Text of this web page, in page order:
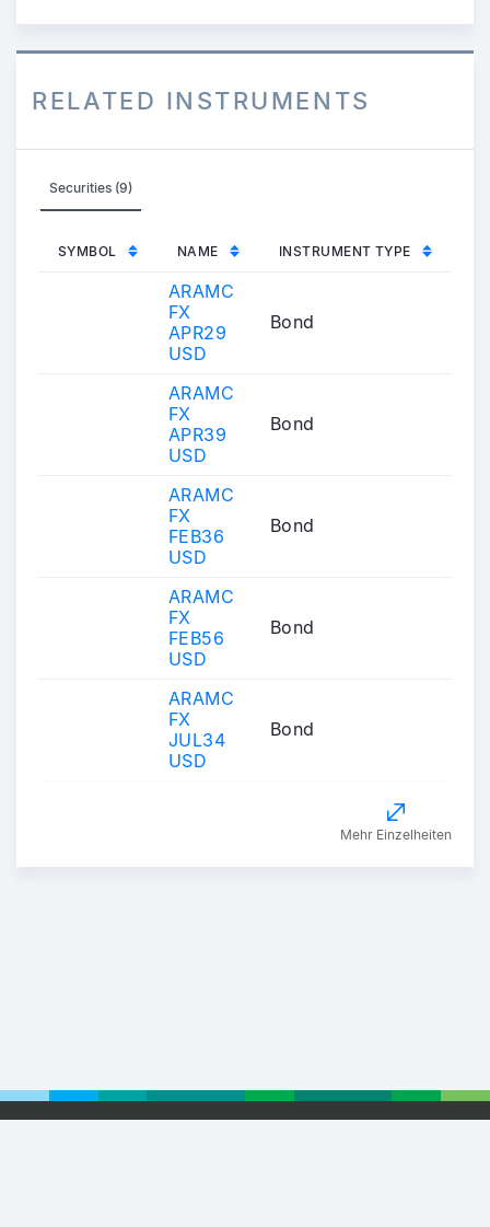
RELATED INSTRUMENTS
Securities (9)
SYMBOL NAME INSTRUMENT TYPE
ARAMC
FX
APR29
USD
Bond
ARAMC
FX
APR39
USD
Bond
ARAMC
FX
FEB36
USD
Bond
ARAMC
FX
FEB56
USD
Bond
ARAMC
FX
JUL34
USD
Bond
Mehr Einzelheiten